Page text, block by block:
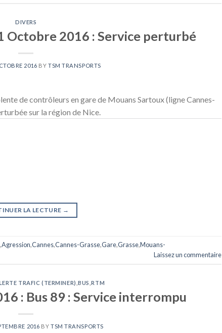
DIVERS
Octobre 2016 : Service perturbé
2016 BY TSM TRANSPORTS
de contrôleurs en gare de Mouans Sartoux (ligne Cannes-
sur la région de Nice.
LA LECTURE →
,Agression,Cannes,Cannes-Grasse,Gare,Grasse,Mouans-
Laissez un commentaire
TRAFIC (TERMINER) ,BUS ,RTM
: Bus 89 : Service interrompu
2016 BYTSM TRANSPORTS